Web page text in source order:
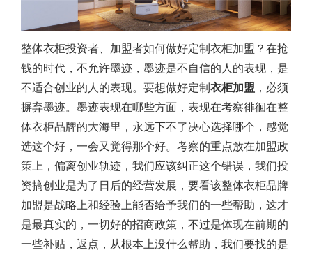
整体衣柜投资者、加盟者如何做好定制衣柜加盟 ？在抢
钱的时代，不允许墨迹，墨迹是不自信的人的表现，是
不适合创业的人的表现。要想做好定制 衣柜加盟 ，必须
摒弃墨迹。墨迹表现在哪些方面，表现在考察徘徊在整
体衣柜品牌的大海里，永远下不了决心选择哪个，感觉
选这个好，一会又觉得那个好。考察的重点放在加盟政
策上，偏离创业轨迹，我们应该纠正这个错误，我们投
资搞创业是为了日后的经营发展，要看该整体衣柜品牌
加盟是战略上和经验上能否给予我们的一些帮助，这才
是最真实的，一切好的招商政策，不过是体现在前期的
一些补贴，返点，从根本上没什么帮助，我们要找的是